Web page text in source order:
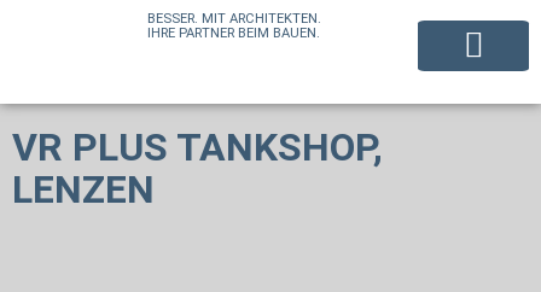
BESSER. MIT ARCHITEKTEN.
IHRE PARTNER BEIM BAUEN.
VR PLUS TANKSHOP,
LENZEN